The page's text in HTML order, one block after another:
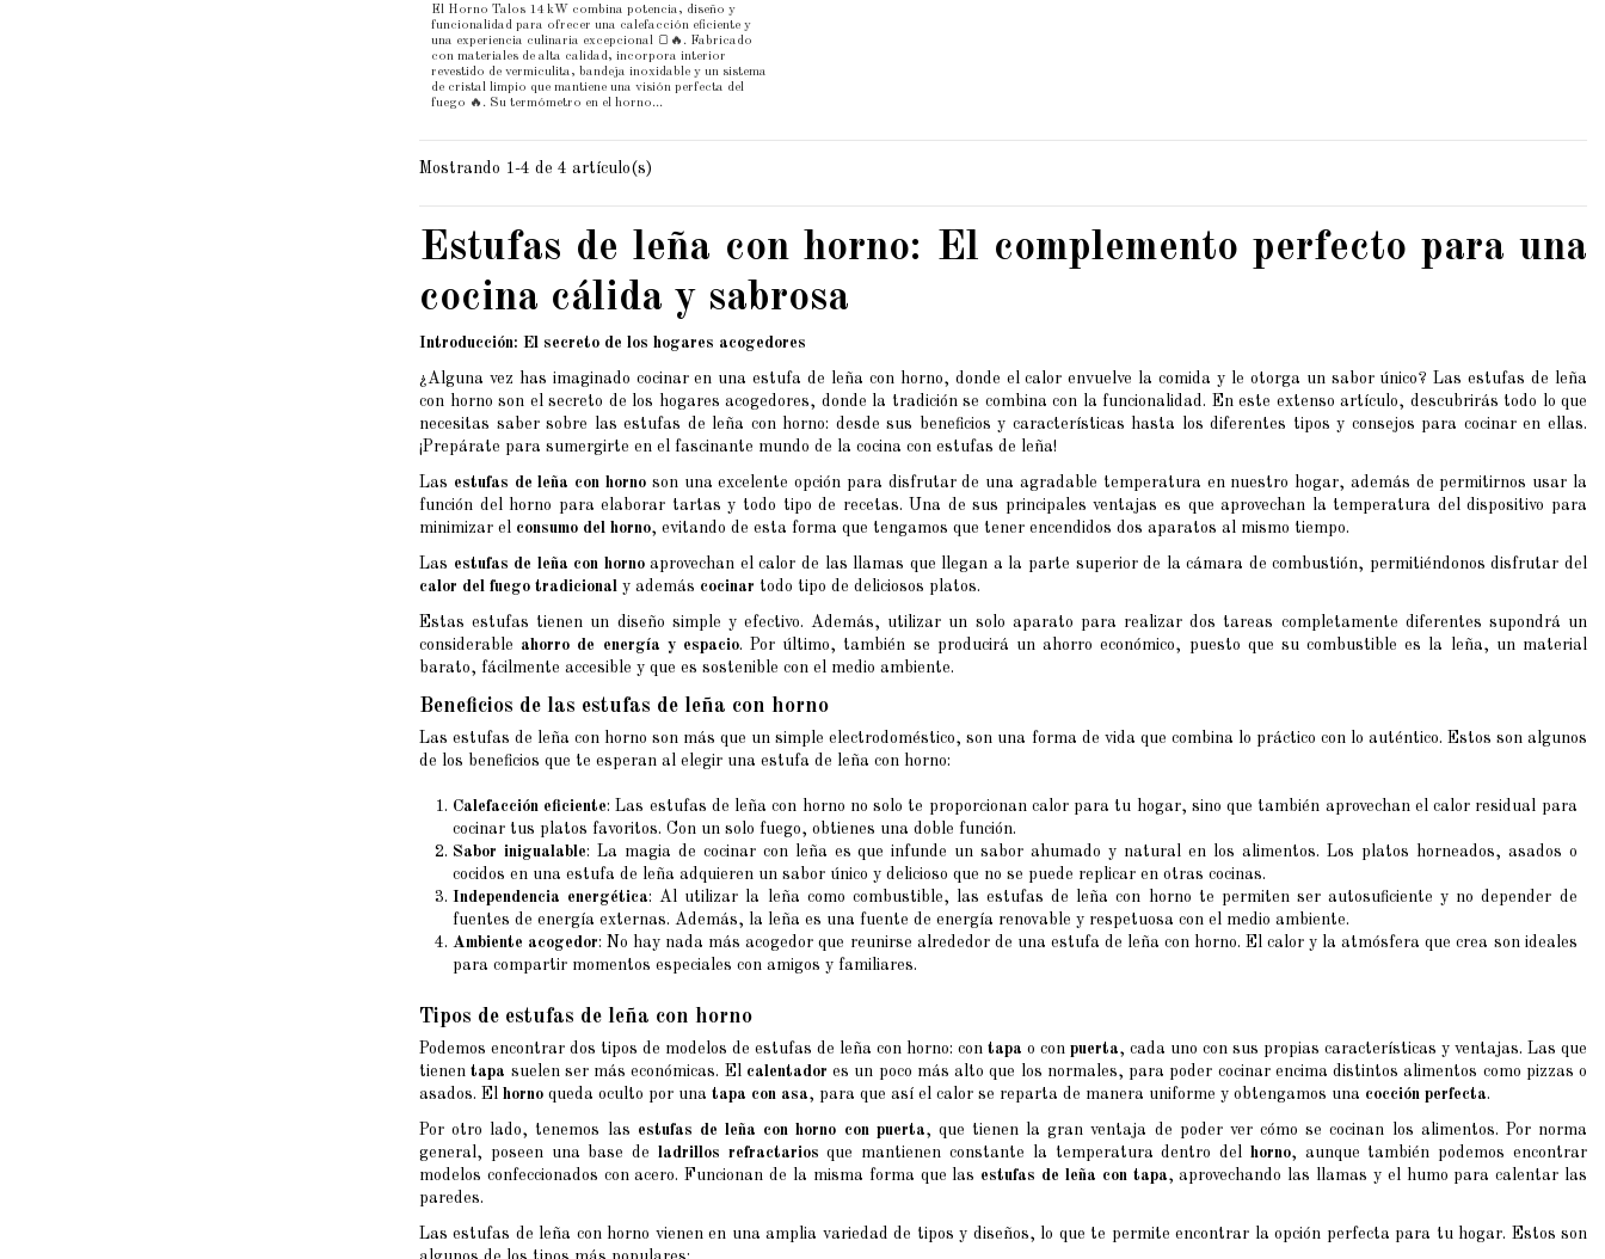
El Horno Talos 14 kW combina potencia, diseño y
funcionalidad para ofrecer una calefacción eficiente y
una experiencia culinaria excepcional 🍞🔥. Fabricado
con materiales de alta calidad, incorpora interior
revestido de vermiculita, bandeja inoxidable y un sistema
de cristal limpio que mantiene una visión perfecta del
fuego 🔥. Su termómetro en el horno...
Mostrando 1-4 de 4 artículo(s)
Estufas de leña con horno: El complemento perfecto para una
cocina cálida y sabrosa
Introducción: El secreto de los hogares acogedores
¿Alguna vez has imaginado cocinar en una estufa de leña con horno, donde el calor envuelve la comida y le otorga un sabor único? Las estufas de leña
con horno son el secreto de los hogares acogedores, donde la tradición se combina con la funcionalidad. En este extenso artículo, descubrirás todo lo que
necesitas saber sobre las estufas de leña con horno: desde sus beneficios y características hasta los diferentes tipos y consejos para cocinar en ellas.
¡Prepárate para sumergirte en el fascinante mundo de la cocina con estufas de leña!
Las estufas de leña con hornoson una excelente opción para disfrutar de una agradable temperatura en nuestro hogar, además de permitirnos usar la
función del horno para elaborar tartas y todo tipo de recetas. Una de sus principales ventajas es que aprovechan la temperatura del dispositivo para
minimizar el consumo del horno, evitando de esta forma que tengamos que tener encendidos dos aparatos al mismo tiempo.
Las estufas de leña con hornoaprovechan el calor de las llamas que llegan a la parte superior de la cámara de combustión, permitiéndonos disfrutar del
calor del fuego tradicional y además cocinar todo tipo de deliciosos platos.
Estas estufas tienen un diseño simple y efectivo. Además, utilizar un solo aparato para realizar dos tareas completamente diferentes supondrá un
considerable ahorro de energía y espacio. Por último, también se producirá un ahorro económico, puesto que su combustible es la leña, un material
barato, fácilmente accesible y que es sostenible con el medio ambiente.
Beneficios de las estufas de leña con horno
Las estufas de leña con horno son más que un simple electrodoméstico, son una forma de vida que combina lo práctico con lo auténtico. Estos son algunos
de los beneficios que te esperan al elegir una estufa de leña con horno:
Calefacción eficiente: Las estufas de leña con horno no solo te proporcionan calor para tu hogar, sino que también aprovechan el calor residual para
cocinar tus platos favoritos. Con un solo fuego, obtienes una doble función.
Sabor inigualable: La magia de cocinar con leña es que infunde un sabor ahumado y natural en los alimentos. Los platos horneados, asados o
cocidos en una estufa de leña adquieren un sabor único y delicioso que no se puede replicar en otras cocinas.
Independencia energética: Al utilizar la leña como combustible, las estufas de leña con horno te permiten ser autosuficiente y no depender de
fuentes de energía externas. Además, la leña es una fuente de energía renovable y respetuosa con el medio ambiente.
Ambiente acogedor: No hay nada más acogedor que reunirse alrededor de una estufa de leña con horno. El calor y la atmósfera que crea son ideales
para compartir momentos especiales con amigos y familiares.
Tipos de estufas de leña con horno
Podemos encontrar dos tipos de modelos de estufas de leña con horno: con tapa o con puerta, cada uno con sus propias características y ventajas. Las que
tienentapa suelen ser más económicas. El calentador es un poco más alto que los normales, para poder cocinar encima distintos alimentos como pizzas o
asados. El horno queda oculto por una tapa con asa, para que así el calor se reparta de manera uniforme y obtengamos una cocción perfecta.
Por otro lado, tenemos las estufas de leña con horno con puerta, que tienen la gran ventaja de poder ver cómo se cocinan los alimentos. Por norma
general, poseen una base de ladrillos refractarios que mantienen constante la temperatura dentro del horno, aunque también podemos encontrar
modelos confeccionados con acero. Funcionan de la misma forma que las estufas de leña con tapa, aprovechando las llamas y el humo para calentar las
paredes.
Las estufas de leña con horno vienen en una amplia variedad de tipos y diseños, lo que te permite encontrar la opción perfecta para tu hogar. Estos son